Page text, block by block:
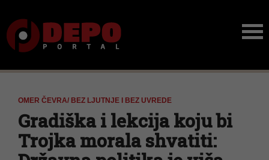
OMER ČEVRA/ BEZ LJUTNJE I BEZ UVREDE
Gradiška i lekcija koju bi
Trojka morala shvatiti: